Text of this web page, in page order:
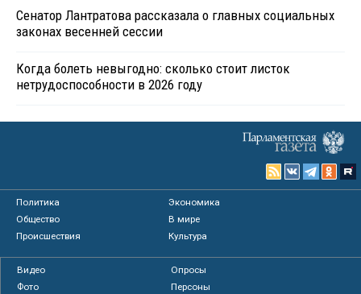
Сенатор Лантратова рассказала о главных социальных
законах весенней сессии
Когда болеть невыгодно: сколько стоит листок
нетрудоспособности в 2026 году
Политика
Экономика
Общество
В мире
Происшествия
Культура
Видео
Опросы
Фото
Персоны